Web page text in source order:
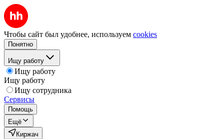
Чтобы сайт был удобнее, используем cookies
Понятно
Ищу работу
Ищу работу
Ищу работу
Ищу сотрудника
Сервисы
Помощь
Ещё
Киржач